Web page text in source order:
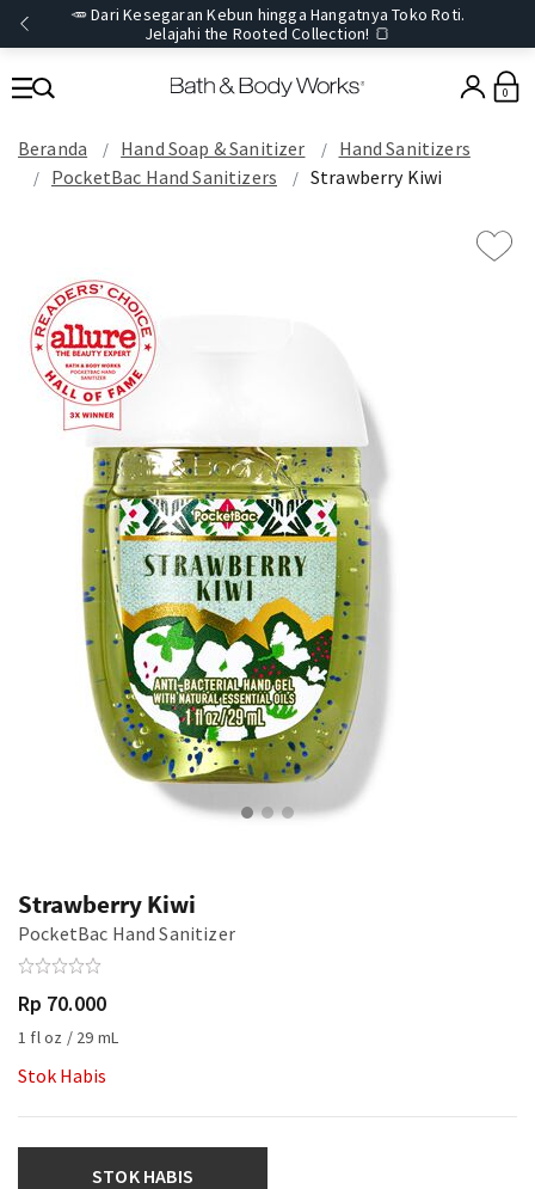
🥕 Dari Kesegaran Kebun hingga Hangatnya Toko Roti.
Jelajahi the Rooted Collection! 🍞
0
Beranda Hand Soap & Sanitizer
Hand Sanitizers
PocketBac Hand Sanitizers
Strawberry Kiwi
Strawberry Kiwi
PocketBac Hand Sanitizer
Rp 70.000
1 fl oz / 29 mL
Stok Habis
STOK HABIS